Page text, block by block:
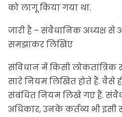
को लागू किया गया था.
जारी है – संवैधानिक अध्यक्ष से
समझाकर लिखिए
संविधान में किसी लोकतांत्रिक
सारे नियम लिखित होते हैं. वैसे
संबंधित नियम लिखे गए हैं.
अधिकार, उनके कर्तव्य भी इसी